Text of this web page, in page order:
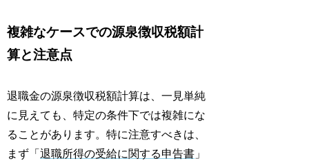
複雑なケースでの源泉徴収税額計
算と注意点
退職金の源泉徴収税額計算は、一見単純
に見えても、特定の条件下では複雑にな
ることがあります。特に注意すべきは、
まず「退職所得の受給に関する申告書 」